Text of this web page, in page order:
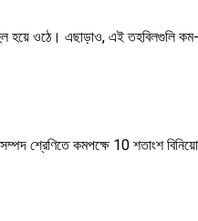
হয়ে ওঠে। এছাড়াও, এই তহবিলগুলি কম-
শ্রেণিতে কমপক্ষে 10 শতাংশ